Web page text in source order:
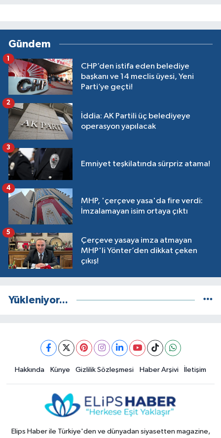
Gündem
CHP’den istifa eden belediye
başkanı ve 14 meclis üyesi, Yeni
Parti’ye geçti!
1
İddia: AK Partili üç belediyeye
operasyon yapılacak
2
Emniyet teşkilatında sürpriz atama!
3
MHP, 'çerçeve yasa'da fire verdi:
İmzalamayan isim ortaya çıktı
4
Çerçeve yasaya imza atmayan
MHP'li Yönter’den dikkat çeken
çıkış!
5
Yükleniyor...
Hakkında Künye Gizlilik Sözleşmesi Haber Arşivi İletişim
Elips Haber ile Türkiye'den ve dünyadan siyasetten magazine,